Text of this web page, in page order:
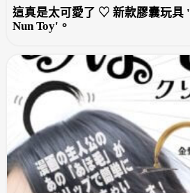
這真是太可愛了 ♡ 新款膠囊玩具
Nun Toy'。